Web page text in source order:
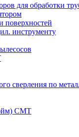
для обработки
поверхностей
инструменту
сверления по
СМТ